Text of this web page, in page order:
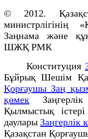
© 2012.
министрлігінің
Заңнама және
ШЖҚ РМК
Конституция
Бұйрық Шешім
Қорғаушы Заң
қөмек
Қылмыстық
даулары Заңгерлік
Қазақстан